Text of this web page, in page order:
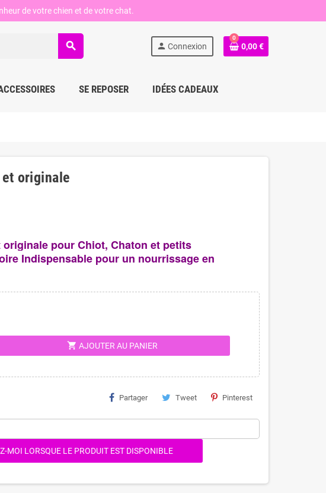
de votre chien et de votre chat.
person Connexion
0
0,00 €
search
SE REPOSER IDÉES CADEAUX
originale
originale pour Chiot, Chaton et petits
Indispensable pour un nourrissage en
shopping_cart AJOUTER AU PANIER
Partager Tweet Pinterest
MOI LORSQUE LE PRODUIT EST DISPONIBLE